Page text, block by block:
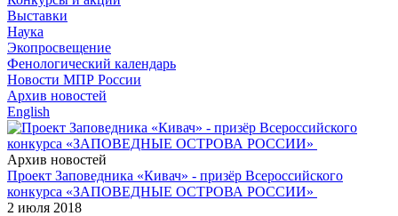
Выставки
Наука
Экопросвещение
Фенологический календарь
Новости МПР России
Архив новостей
English
Архив новостей
Проект Заповедника «Кивач» - призёр Всероссийского
конкурса «ЗАПОВЕДНЫЕ ОСТРОВА РОССИИ»
2 июля 2018